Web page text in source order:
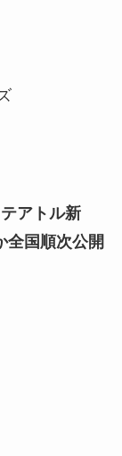
アトル新
全国順次公開